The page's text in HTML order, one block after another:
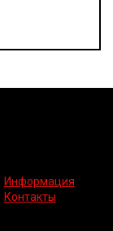
Информация
Контакты